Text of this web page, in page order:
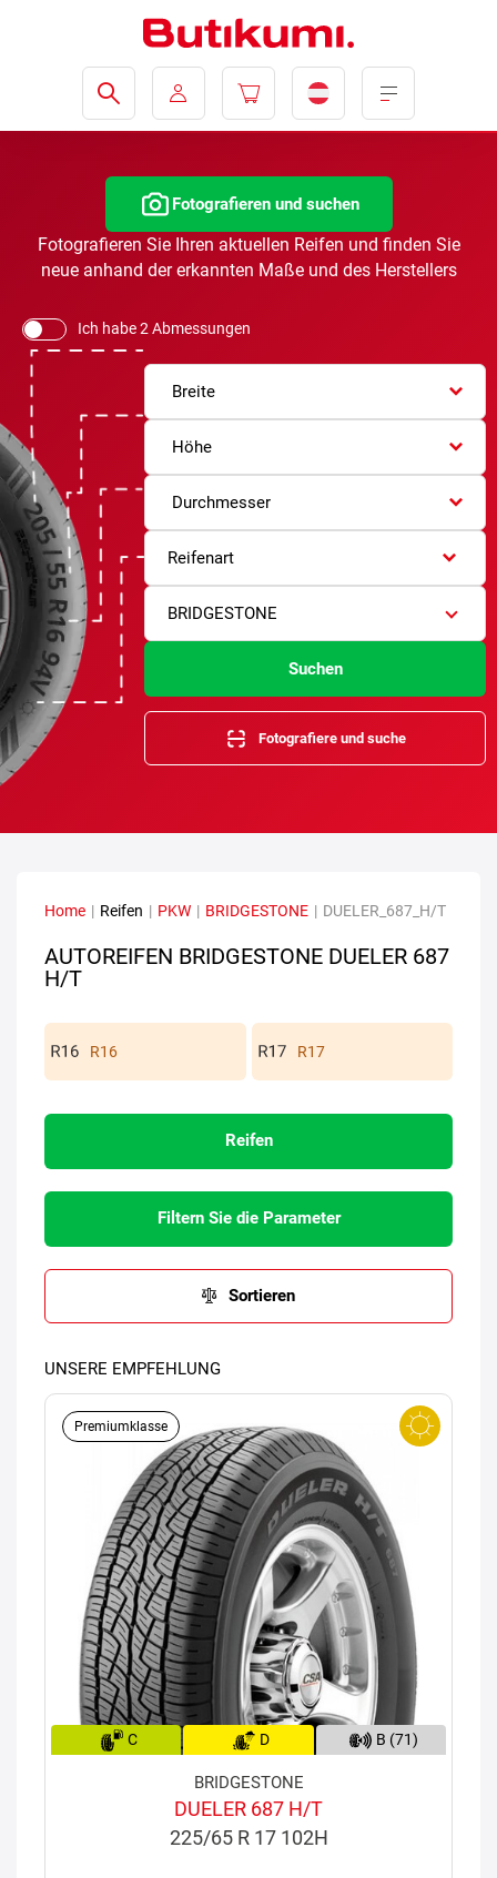
Fotografieren und suchen
Fotografieren Sie Ihren aktuellen Reifen und finden Sie
neue anhand der erkannten Maße und des Herstellers
Ich habe 2 Abmessungen
Breite
Höhe
Durchmesser
Reifenart
BRIDGESTONE
Suchen
Fotografiere und suche
Home | Reifen | PKW | BRIDGESTONE | DUELER_687_H/T
AUTOREIFEN BRIDGESTONE DUELER 687
H/T
R16 R17
Reifen
Filtern Sie die Parameter
Sortieren
UNSERE EMPFEHLUNG
Premiumklasse
C D B (71)
BRIDGESTONE
DUELER 687 H/T
225/65 R 17 102H